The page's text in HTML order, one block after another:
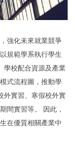
強化未來就業競爭
規範學系執行學生
學校配合資源及產業
式流程圖，推動學
外實習、寒假校外實
間實習等。 因此，
在優質相關產業中